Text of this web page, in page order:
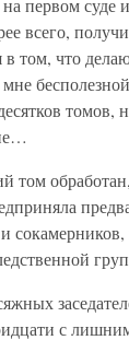
первом суде
всего,
в том, что
мне
томов,
том
с